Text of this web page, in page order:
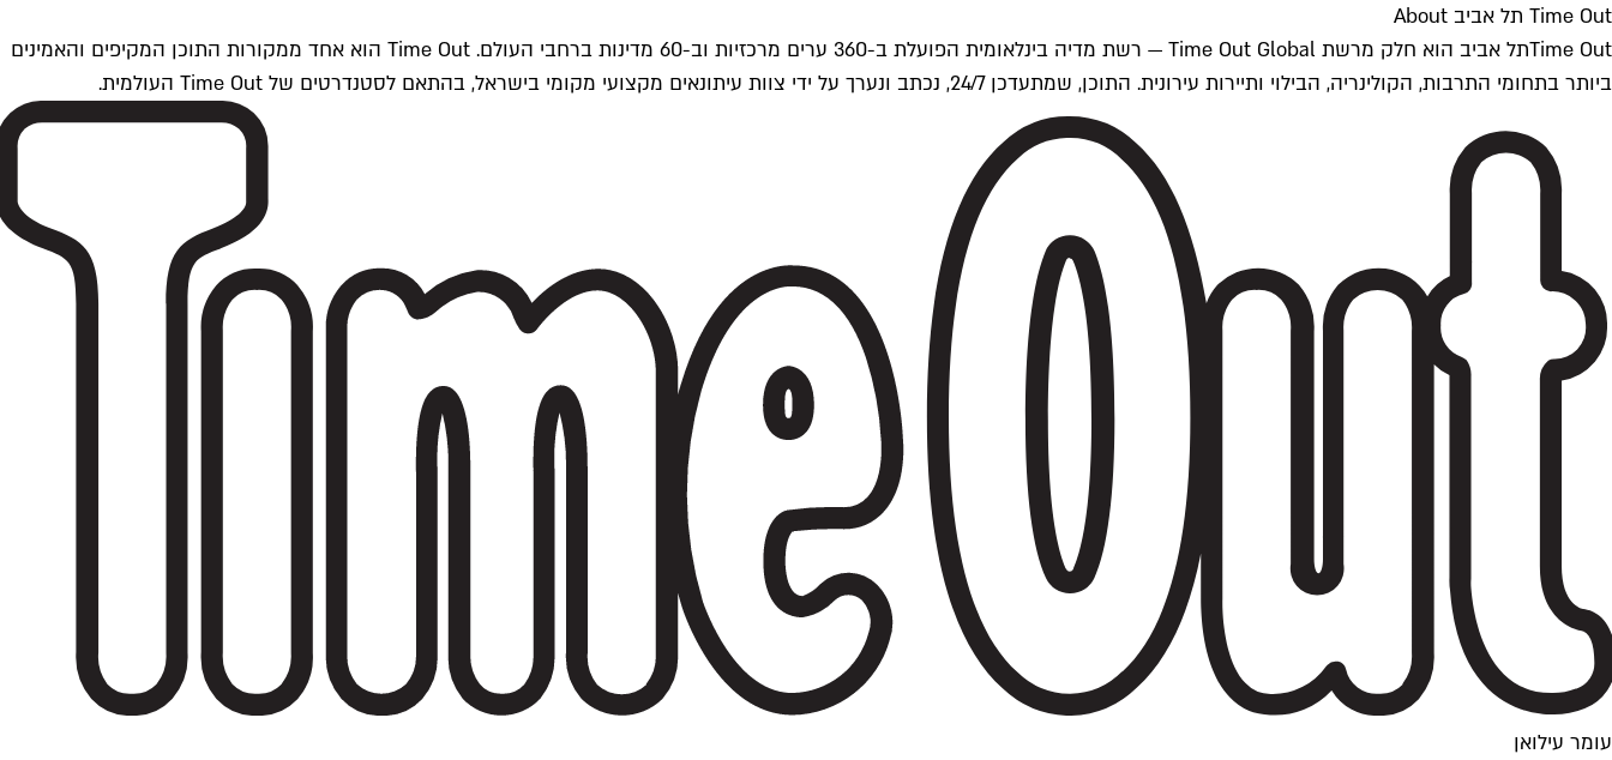
Time Out תל אביב About
Time Outתל אביב הוא חלק מרשת Time Out Global — רשת מדיה בינלאומית הפועלת ב-360 ערים מרכזיות וב-60 מדינות ברחבי העולם. Time Out הוא אחד ממקורות התוכן המקיפים והאמינים
ביותר בתחומי התרבות, הקולינריה, הבילוי ותיירות עירונית. התוכן, שמתעדכן 24/7, נכתב ונערך על ידי צוות עיתונאים מקצועי מקומי בישראל, בהתאם לסטנדרטים של Time Out העולמית.
עומר עילואן